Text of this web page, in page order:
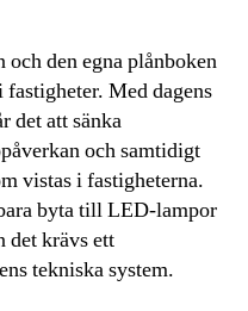
den egna plånboken
Med dagens
det att sänka
och samtidigt
vistas i fastigheterna.
byta till LED-lampor
det krävs ett
tekniska system.